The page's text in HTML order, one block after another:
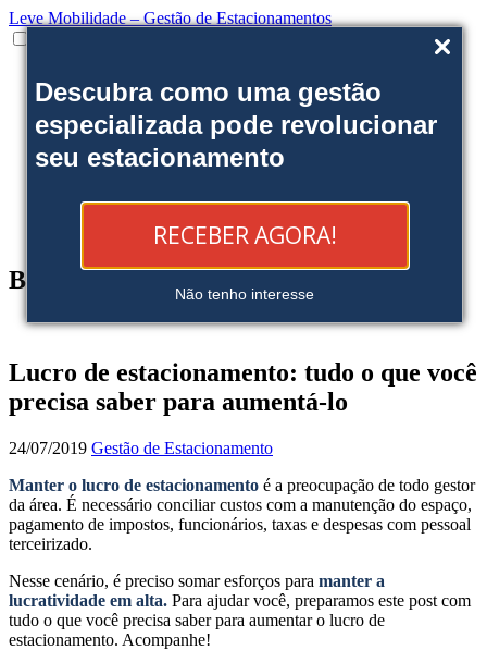
Descubra como uma gestão
especializada pode revolucionar
seu estacionamento
RECEBER AGORA!
Não tenho interesse
Leve Mobilidade – Gestão de Estacionamentos
Onde estamos
Nossas soluções
Clientes
Fale Conosco
Reserve sua Vaga
Blog
Lucro de estacionamento: tudo o que você
precisa saber para aumentá-lo
24/07/2019 Gestão de Estacionamento
Manter o lucro de estacionamento é a preocupação de todo gestor
da área. É necessário conciliar custos com a manutenção do espaço,
pagamento de impostos, funcionários, taxas e despesas com pessoal
terceirizado.
Nesse cenário, é preciso somar esforços para manter a
lucratividade em alta. Para ajudar você, preparamos este post com
tudo o que você precisa saber para aumentar o lucro de
estacionamento. Acompanhe!